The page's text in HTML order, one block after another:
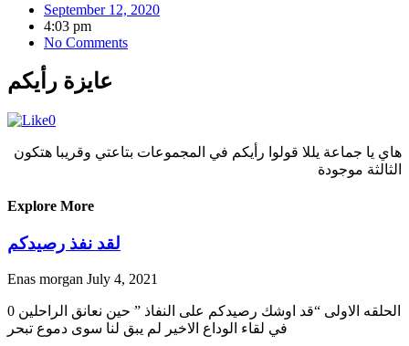
September 12, 2020
4:03 pm
No Comments
عايزة رأيكم
0
هاي يا جماعة يللا قولوا رأيكم في المجموعات بتاعتي وقريبا هتكون
الثالثة موجودة
Explore More
لقد نفذ رصيدكم
Enas morgan July 4, 2021
0 الحلقه الاولى “قد اوشك رصيدكم على النفاذ ” حين نعانق الراحلين
في لقاء الوداع الاخير لم يبق لنا سوى دموع تبحر